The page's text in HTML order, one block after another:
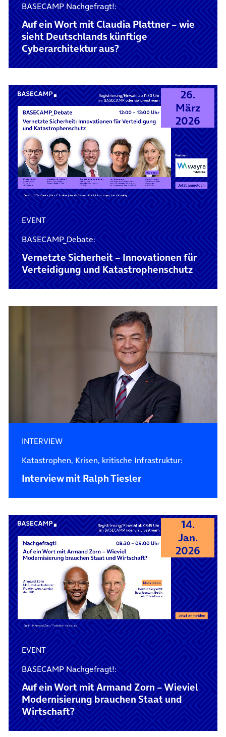
BASECAMP Nachgefragt!:
Auf ein Wort mit Claudia Plattner – wie
sieht Deutschlands künftige
Cyberarchitektur aus?
26.
März
2026
EVENT
BASECAMP_Debate:
Vernetzte Sicherheit – Innovationen für
Verteidigung und Katastrophenschutz
INTERVIEW
Katastrophen, Krisen, kritische Infrastruktur:
Interview mit Ralph Tiesler
14.
Jan.
2026
EVENT
BASECAMP Nachgefragt!:
Auf ein Wort mit Armand Zorn – Wieviel
Modernisierung brauchen Staat und
Wirtschaft?